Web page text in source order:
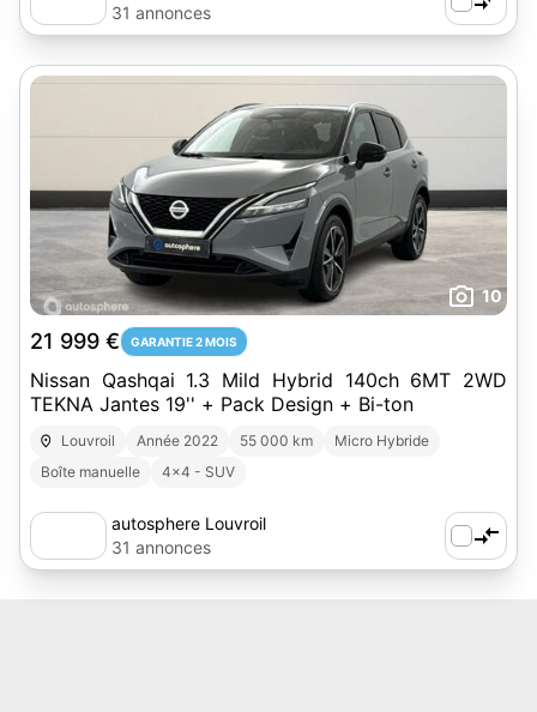
31 annonces
10
21 999 € GARANTIE 2 MOIS
Nissan Qashqai 1.3 Mild Hybrid 140ch 6MT 2WD
TEKNA Jantes 19'' + Pack Design + Bi-ton
Louvroil Année 2022 55 000 km
Micro Hybride
Boîte manuelle
4x4 - SUV
autosphere Louvroil
31 annonces